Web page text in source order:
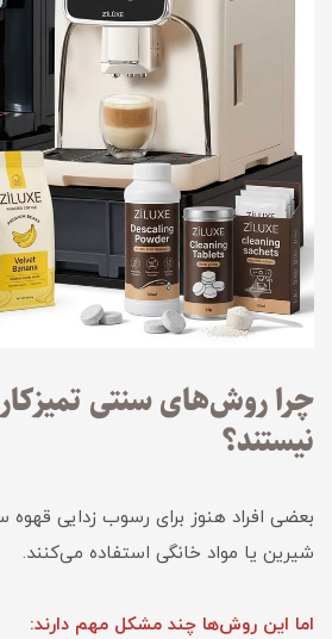
چرا روش‌های سنتی
نیستند؟
بعضی افراد هنوز برای رسوب زدایی
شیرین یا مواد خانگی استفاده می‌کنند.
اما این روش‌ها چند مشکل مهم دارند: